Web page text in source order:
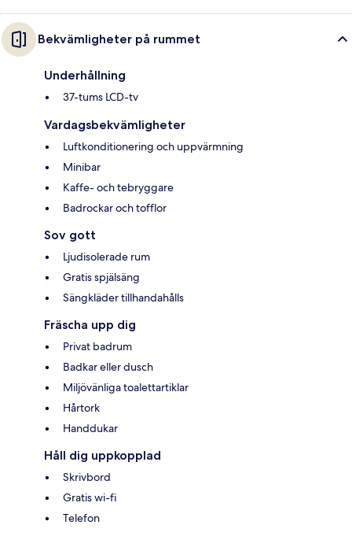
Bekvämligheter på rummet
Underhållning
37-tums LCD-tv
Vardagsbekvämligheter
Luftkonditionering och uppvärmning
Minibar
Kaffe- och tebryggare
Badrockar och tofflor
Sov gott
Ljudisolerade rum
Gratis spjälsäng
Sängkläder tillhandahålls
Fräscha upp dig
Privat badrum
Badkar eller dusch
Miljövänliga toalettartiklar
Hårtork
Handdukar
Håll dig uppkopplad
Skrivbord
Gratis wi-fi
Telefon